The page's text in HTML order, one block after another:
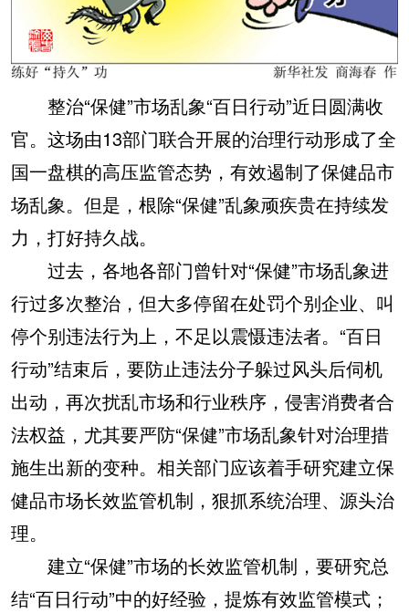
整治“保健”市场乱象“百日行动”近日圆满收
官。这场由13部门联合开展的治理行动形成了全
国一盘棋的高压监管态势，有效遏制了保健品市
场乱象。但是，根除“保健”乱象顽疾贵在持续发
力，打好持久战。
过去，各地各部门曾针对“保健”市场乱象进
行过多次整治，但大多停留在处罚个别企业、叫
停个别违法行为上，不足以震慑违法者。“百日
行动”结束后，要防止违法分子躲过风头后伺机
出动，再次扰乱市场和行业秩序，侵害消费者合
法权益，尤其要严防“保健”市场乱象针对治理措
施生出新的变种。相关部门应该着手研究建立保
健品市场长效监管机制，狠抓系统治理、源头治
理。
建立“保健”市场的长效监管机制，要研究总
结“百日行动”中的好经验，提炼有效监管模式；